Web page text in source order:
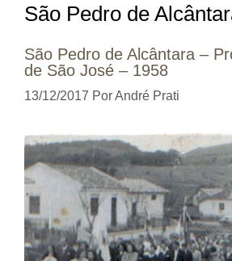
São Pedro de
São Pedro de Alcântara –
de São José – 1958
13/12/2017 PorAndré Prati